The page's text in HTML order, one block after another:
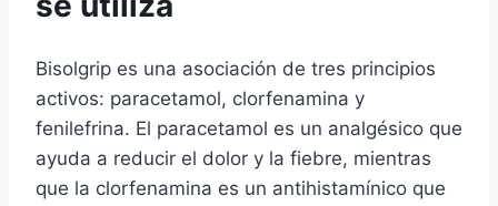
Bisolgrip es una asociación de tres principios
activos: paracetamol, clorfenamina y
fenilefrina. El paracetamol es un analgésico que
ayuda a reducir el dolor y la fiebre, mientras
que la clorfenamina es un antihistamínico que